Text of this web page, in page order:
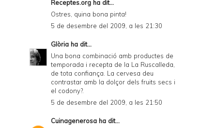
Receptes.org ha dit...
Ostres, quina bona pinta!
5 de desembre del 2009, a les 21:30
Glòria ha dit...
Una bona combinació amb productes de
temporada i recepta de la La Ruscalleda,
de tota confiança. La cervesa deu
contrastar amb la dolçor dels fruits secs i
el codony?.
5 de desembre del 2009, a les 21:50
Cuinagenerosa ha dit...